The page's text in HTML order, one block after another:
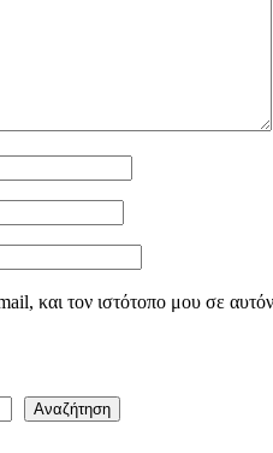
και τον ιστότοπο μου σε
Αναζήτηση